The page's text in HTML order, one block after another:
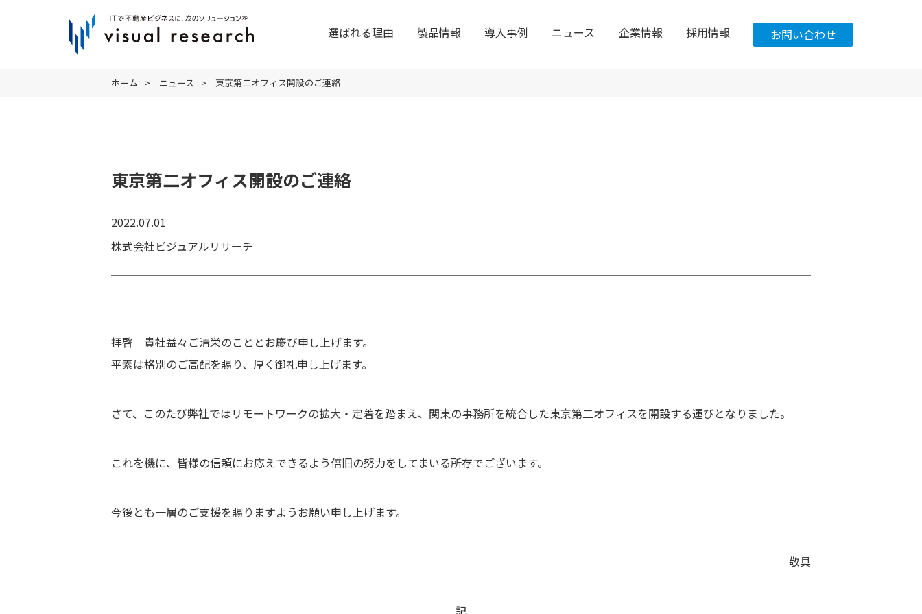
選ばれる理由 製品情報 導入事例 ニュース 企業情報 採用情報 お問い合わせ
ホーム > ニュース > 東京第二オフィス開設のご連絡
東京第二オフィス開設のご連絡
2022.07.01
株式会社ビジュアルリサーチ
拝啓 貴社益々ご清栄のこととお慶び申し上げます。
平素は格別のご高配を賜り、厚く御礼申し上げます。
さて、このたび弊社ではリモートワークの拡大・定着を踏まえ、関東の事務所を統合した東京第二オフィスを開設する運びとなりました。
これを機に、皆様の信頼にお応えできるよう倍旧の努力をしてまいる所存でございます。
今後とも一層のご支援を賜りますようお願い申し上げます。
敬具
記